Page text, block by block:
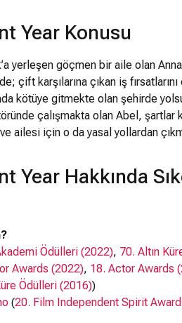
Year Konusu
yerleşen göçmen bir aile olan
çift karşılarına çıkan iş
kötüye gitmekte olan şehirde
çalışmakta olan Abel,
ve ailesi için o da yasal yollardan
Year Hakkında
Ödülleri (2022), 70. Altın
Awards (2022), 18. Actor Awards
Ödülleri (2016))
(20. Film Independent Spirit